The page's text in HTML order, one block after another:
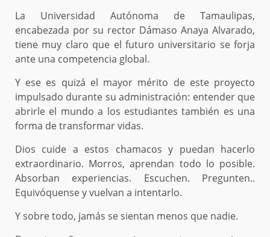
La Universidad Autónoma de Tamaulipas,
encabezada por su rector Dámaso Anaya Alvarado,
tiene muy claro que el futuro universitario se forja
ante una competencia global.
Y ese es quizá el mayor mérito de este proyecto
impulsado durante su administración: entender que
abrirle el mundo a los estudiantes también es una
forma de transformar vidas.
Dios cuide a estos chamacos y puedan hacerlo
extraordinario. Morros, aprendan todo lo posible.
Absorban experiencias. Escuchen. Pregunten..
Equivóquense y vuelvan a intentarlo.
Y sobre todo, jamás se sientan menos que nadie.